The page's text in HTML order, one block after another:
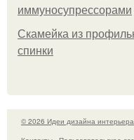
иммуносупрессорами
Скамейка из
спинки
© 2026 Идеи дизайна интерьера